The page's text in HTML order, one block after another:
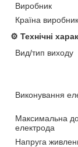
Виробник
Країна виробник
⚙ Технічні
Вид/тип виходу
Виконування
Максимальна
електрода
Напруга